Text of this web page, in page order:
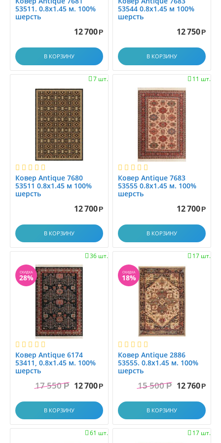
0.7x4.5
0.7x5.0
0.80x1.20
0.85x1.25
0.8x0.8
0.8x1.0
0.8x1.2
0.8x1.4
0.8x1.45
0.8x1.5
0.8x1.6
0.8x1.7
0.8x2.9
0.8x3.0
0.8x3.1
0.8x3.45
0.8x3.5
0.8x3.9
0.8x4.0
0.8x4.15
0.8x4.5
0.8x5.0
0.8x5.5
0.8x6.0
0.9x2.5
0.9x3.0
53511. 0.8x1.45 м. 100%
шерсть
12 700 Р
В КОРЗИНУ
53544 0.8x1.45 м 100%
шерсть
12 750 Р
В КОРЗИНУ
7 шт.

Ковер Antique 7680
53511 0.8x1.45 м 100%
шерсть
12 700 Р
В КОРЗИНУ
11 шт.

Ковер Antique 7683
53555 0.8x1.45 м. 100%
шерсть
12 700 Р
В КОРЗИНУ
36 шт.

СКИДКА
28%
Ковер Antique 6174
53411, 0.8x1.45 м. 100%
шерсть
17 550 Р 12 700 Р
В КОРЗИНУ
17 шт.

СКИДКА
18%
Ковер Antique 2886
53555. 0.8x1.45 м. 100%
шерсть
15 500 Р 12 760 Р
В КОРЗИНУ
61 шт.
 17 шт.
